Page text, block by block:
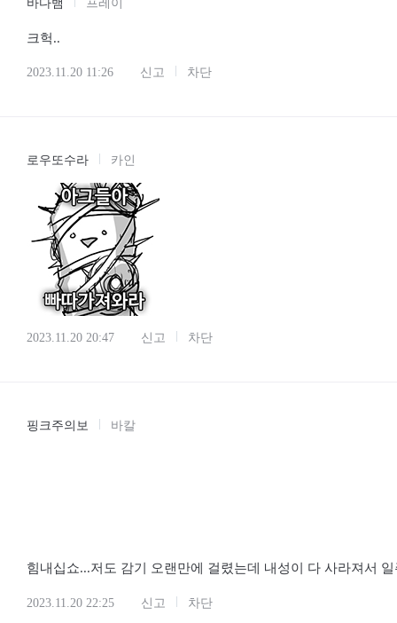
바다뱀 프레이
크헉..
2023.11.20 11:26 신고 차단
로우또수라 카인
2023.11.20 20:47 신고 차단
핑크주의보 바칼
힘내십쇼...저도 감기 오랜만에 걸렸는데 내성이 다 사라져서
2023.11.20 22:25 신고 차단